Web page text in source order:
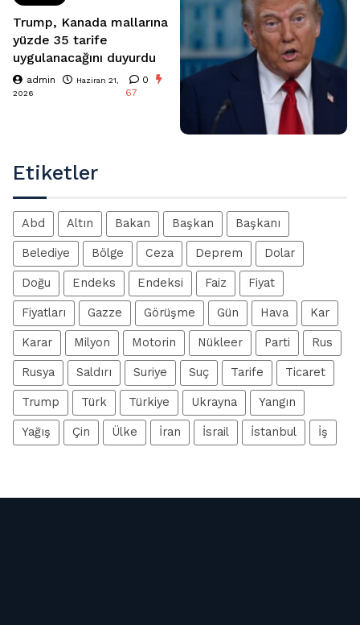
Trump, Kanada mallarına
yüzde 35 tarife
uygulanacağını duyurdu
admin
Haziran 21,
2026
0
67
Etiketler
Abd Altın Bakan Başkan Başkanı
Belediye Bölge Ceza Deprem Dolar
Doğu Endeks Endeksi Faiz Fiyat
Fiyatları Gazze Görüşme Gün Hava Kar
Karar Milyon Motorin Nükleer Parti Rus
Rusya Saldırı Suriye Suç Tarife Ticaret
Trump Türk Türkiye Ukrayna Yangın
Yağış Çin Ülke İran İsrail İstanbul İş